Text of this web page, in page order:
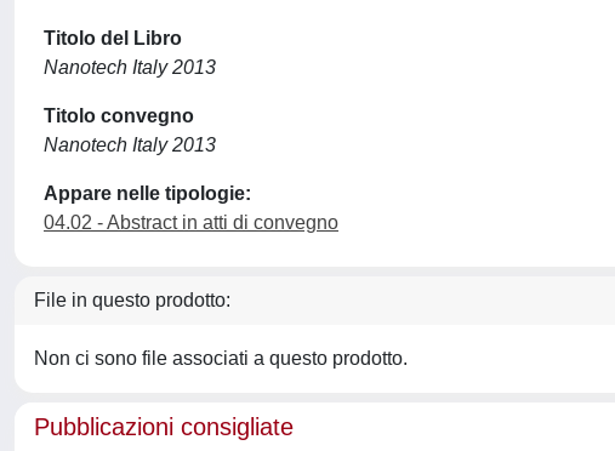
Titolo del Libro
Nanotech Italy 2013
Titolo convegno
Nanotech Italy 2013
Appare nelle tipologie:
04.02 - Abstract in atti di convegno
File in questo prodotto:
Non ci sono file associati a questo prodotto.
Pubblicazioni consigliate